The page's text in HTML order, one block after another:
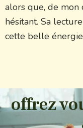
alors que, de mon
hésitant. Sa
cette belle énergie
offrez